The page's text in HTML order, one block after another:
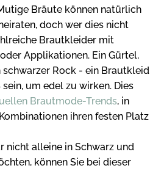
Bräute können natürlich
doch wer dies nicht
Brautkleider mit
Applikationen. Ein Gürtel,
Rock - ein Brautkleid
um edel zu wirken. Dies
Brautmode-Trends, in
ihren festen Platz
nicht alleine in Schwarz und
können Sie bei dieser